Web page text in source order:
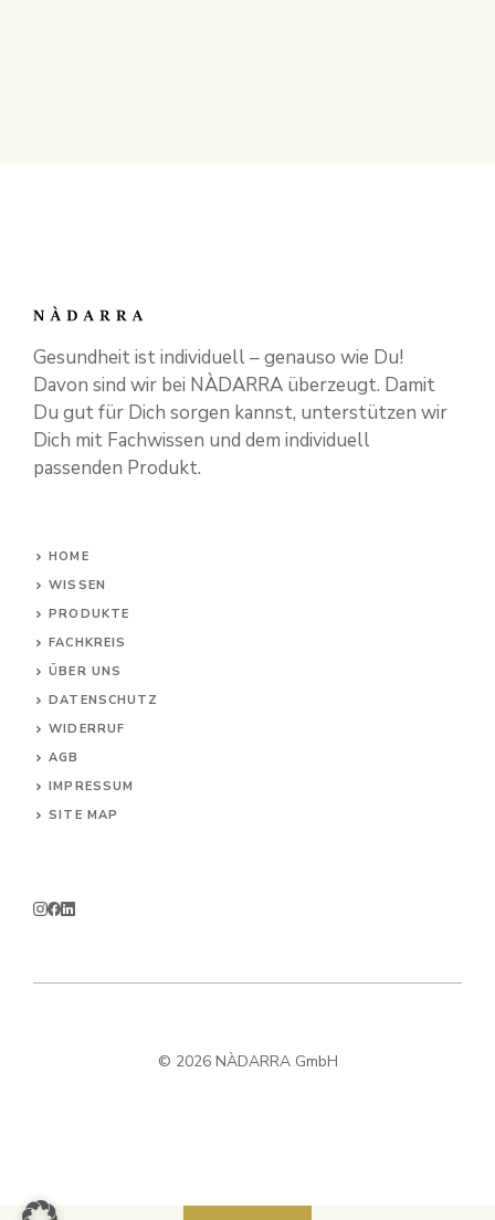
Gesundheit ist individuell – genauso wie Du!
Davon sind wir bei NÀDARRA überzeugt. Damit
Du gut für Dich sorgen kannst, unterstützen wir
Dich mit Fachwissen und dem individuell
passenden Produkt.
HOME
WISSEN
PRODUKTE
FACHKREIS
ÜBER UNS
DATENSCHUTZ
WIDERRUF
AGB
IMPRESSUM
SITE MAP
© 2026 NÀDARRA GmbH
14,90€